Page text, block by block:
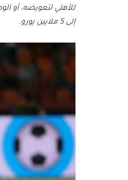
للأهلي لتعويضه، أو
إلى 5 ملايين يورو.